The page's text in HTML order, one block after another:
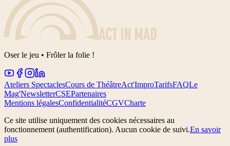
Oser le jeu • Frôler la folie !
Ateliers SpectaclesCours de ThéâtreAct'ImproTarifsFAQLe
Mag'NewsletterCSEPartenaires
Mentions légalesConfidentialitéCGVCharte
Ce site utilise uniquement des cookies nécessaires au
fonctionnement (authentification). Aucun cookie de suivi.En savoir
plus